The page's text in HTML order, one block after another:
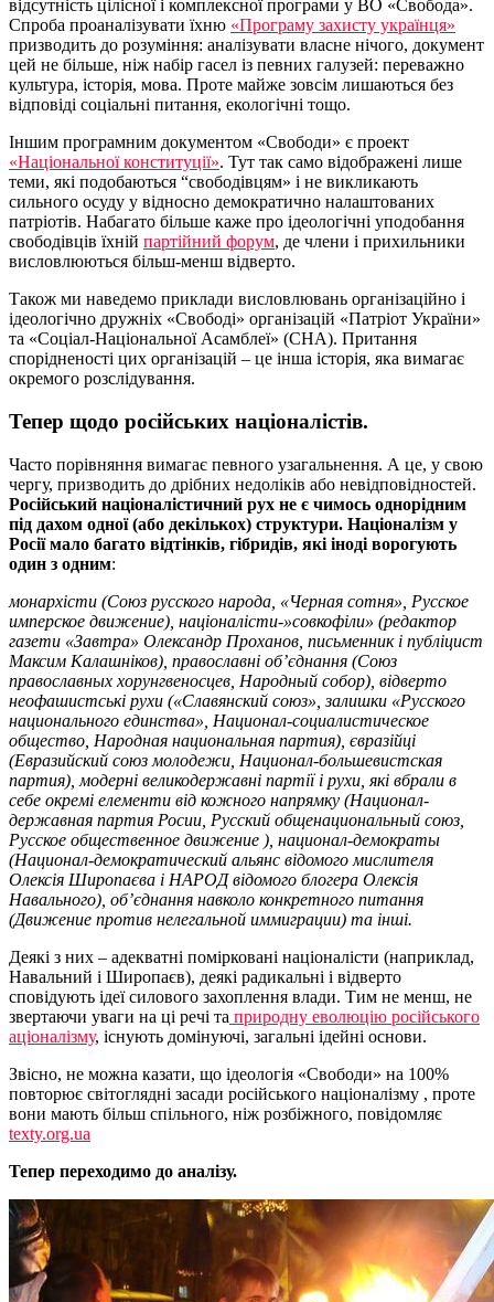
відсутність цілісної і комплексної програми у ВО «Свобода».
Спроба проаналізувати їхню «Програму захисту українця»
призводить до розуміння: аналізувати власне нічого, документ
цей не більше, ніж набір гасел із певних галузей: переважно
культура, історія, мова. Проте майже зовсім лишаються без
відповіді соціальні питання, екологічні тощо.
Іншим програмним документом «Свободи» є проект
«Національної конституції». Тут так само відображені лише
теми, які подобаються “свободівцям» і не викликають
сильного осуду у відносно демократично налаштованих
патріотів. Набагато більше каже про ідеологічні уподобання
свободівців їхній партійний форум, де члени і прихильники
висловлюються більш-менш відверто.
Також ми наведемо приклади висловлювань організаційно і
ідеологічно дружніх «Свободі» організацій «Патріот України»
та «Соціал-Національної Асамблеї» (СНА). Притання
спорідненості цих організацій – це інша історія, яка вимагає
окремого розслідування.
Тепер щодо російських націоналістів.
Часто порівняння вимагає певного узагальнення. А це, у свою
чергу, призводить до дрібних недоліків або невідповідностей.
Російський націоналістичний рух не є чимось однорідним
під дахом одної (або декількох) структури. Націоналізм у
Росії мало багато відтінків, гібридів, які іноді ворогують
один з одним:
монархісти (Союз русского народа, «Черная сотня», Русское
имперское движение), націоналісти-»совкофіли» (редактор
газети «Завтра» Олександр Проханов, письменник і публіцист
Максим Калашніков), православні об’єднання (Союз
православных хорунгвеносцев, Народный собор), відверто
неофашистські рухи («Славянский союз», залишки «Русского
национального единства», Национал-социалистическое
общество, Народная национальная партия), євразійці
(Евразийский союз молодежи, Национал-большевистская
партия), модерні великодержавні партії і рухи, які вбрали в
себе окремі елементи від кожного напрямку (Национал-
державная партия Росии, Русский общенациональный союз,
Русское общественное движение ), национал-демократы
(Национал-демократический альянс відомого мислителя
Олексія Широпаєва і НАРОД відомого блогера Олексія
Навального), об’єднання навколо конкретного питання
(Движение против нелегальной иммиграции) та інші.
Деякі з них – адекватні помірковані націоналісти (наприклад,
Навальний і Широпаєв), деякі радикальні і відверто
сповідують ідеї силового захоплення влади. Тим не менш, не
звертаючи уваги на ці речі та природну еволюцію російського
аціоналізму, існують домінуючі, загальні ідейні основи.
Звісно, не можна казати, що ідеологія «Свободи» на 100%
повторює світоглядні засади російського націоналізму , проте
вони мають більш спільного, ніж розбіжного, повідомляє
texty.org.ua
Тепер переходимо до аналізу.